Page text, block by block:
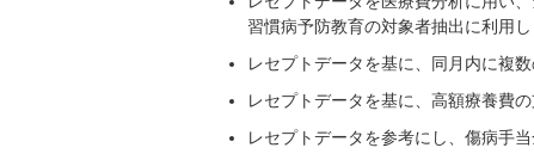
習慣病予防教育の対象者抽出に利用し
レセプトデータを基に、同月内に複
レセプトデータを基に、高額療養費の
レセプトデータを参考にし、傷病手